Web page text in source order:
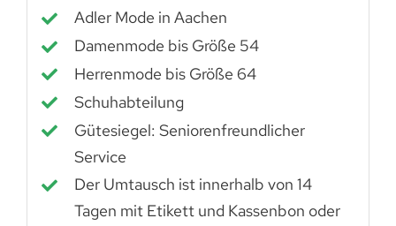
Adler Mode in Aachen
Damenmode bis Größe 54
Herrenmode bis Größe 64
Schuhabteilung
Gütesiegel: Seniorenfreundlicher
Service
Der Umtausch ist innerhalb von 14
Tagen mit Etikett und Kassenbon oder